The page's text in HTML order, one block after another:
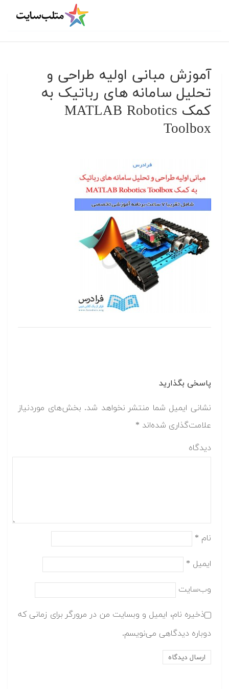
آموزش مبانی اولیه طراحی و
تحلیل سامانه های رباتیک به
کمک MATLAB Robotics
Toolbox
پاسخی بگذارید
نشانی ایمیل شما منتشر نخواهد شد. بخش‌های موردنیاز
علامت‌گذاری شده‌اند *
دیدگاه
نام *
ایمیل *
وب‌سایت
ذخیره نام، ایمیل و وبسایت من در مرورگر برای زمانی که
دوباره دیدگاهی می‌نویسم.